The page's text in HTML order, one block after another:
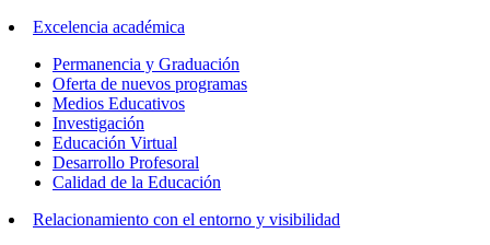
Excelencia académica
Permanencia y Graduación
Oferta de nuevos programas
Medios Educativos
Investigación
Educación Virtual
Desarrollo Profesoral
Calidad de la Educación
Relacionamiento con el entorno y visibilidad